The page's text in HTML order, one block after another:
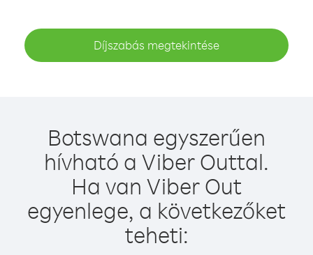
Díjszabás megtekintése
Botswana egyszerűen
hívható a Viber Outtal.
Ha van Viber Out
egyenlege, a következőket
teheti: